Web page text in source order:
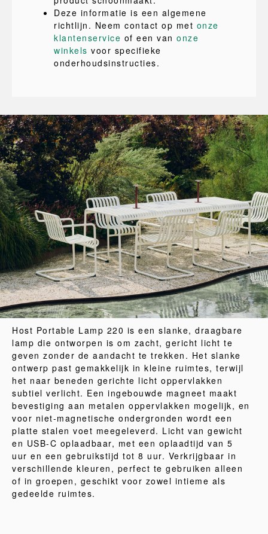
Deze informatie is een algemene
richtlijn. Neem contact op met onze
klantenservice of een van onze
winkels voor specifieke
onderhoudsinstructies.
Host Portable Lamp 220 is een slanke, draagbare
lamp die ontworpen is om zacht, gericht licht te
geven zonder de aandacht te trekken. Het slanke
ontwerp past gemakkelijk in kleine ruimtes, terwijl
het naar beneden gerichte licht oppervlakken
subtiel verlicht. Een ingebouwde magneet maakt
bevestiging aan metalen oppervlakken mogelijk, en
voor niet-magnetische ondergronden wordt een
platte stalen voet meegeleverd. Licht van gewicht
en USB-C oplaadbaar, met een oplaadtijd van 5
uur en een gebruikstijd tot 8 uur. Verkrijgbaar in
verschillende kleuren, perfect te gebruiken alleen
of in groepen, geschikt voor zowel intieme als
gedeelde ruimtes.